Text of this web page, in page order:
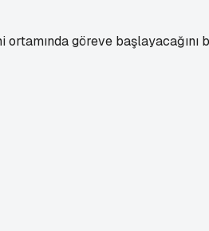
göreve başlayacağını